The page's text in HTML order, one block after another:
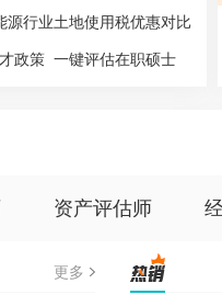
源行业土地使用税优惠对比
政策 一键评估在职硕士
资产评估师
更多